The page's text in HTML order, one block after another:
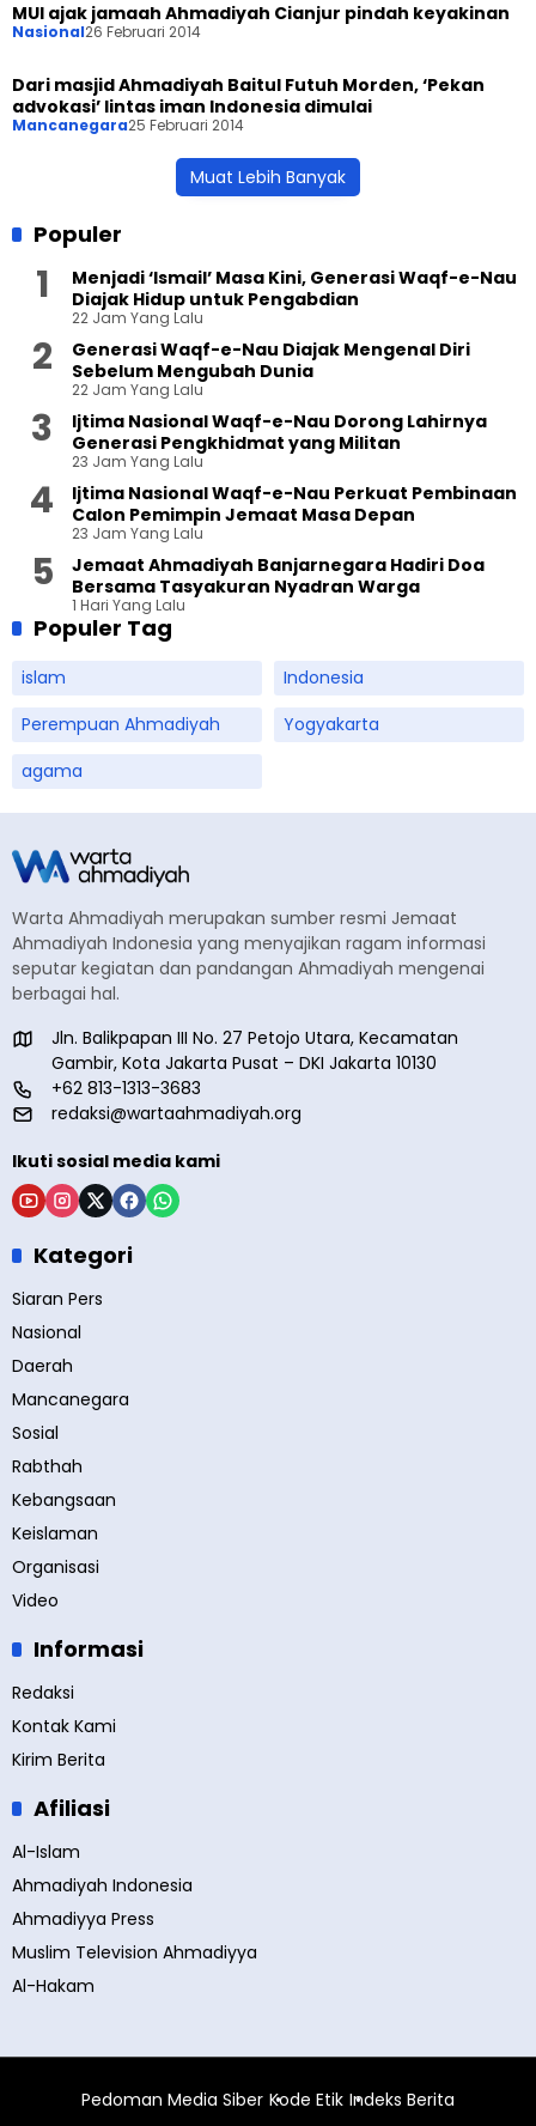
MUI ajak jamaah Ahmadiyah Cianjur pindah keyakinan
Nasional26 Februari 2014
Dari masjid Ahmadiyah Baitul Futuh Morden, ‘Pekan
advokasi’ lintas iman Indonesia dimulai
Mancanegara25 Februari 2014
Muat Lebih Banyak
Populer
Menjadi ‘Ismail’ Masa Kini, Generasi Waqf-e-Nau
Diajak Hidup untuk Pengabdian
22 Jam Yang Lalu
Generasi Waqf-e-Nau Diajak Mengenal Diri
Sebelum Mengubah Dunia
22 Jam Yang Lalu
Ijtima Nasional Waqf-e-Nau Dorong Lahirnya
Generasi Pengkhidmat yang Militan
23 Jam Yang Lalu
Ijtima Nasional Waqf-e-Nau Perkuat Pembinaan
Calon Pemimpin Jemaat Masa Depan
23 Jam Yang Lalu
Jemaat Ahmadiyah Banjarnegara Hadiri Doa
Bersama Tasyakuran Nyadran Warga
1 Hari Yang Lalu
Populer Tag
islam
Indonesia
Perempuan Ahmadiyah
Yogyakarta
agama
Warta Ahmadiyah merupakan sumber resmi Jemaat
Ahmadiyah Indonesia yang menyajikan ragam informasi
seputar kegiatan dan pandangan Ahmadiyah mengenai
berbagai hal.
Jln. Balikpapan III No. 27 Petojo Utara, Kecamatan
Gambir, Kota Jakarta Pusat – DKI Jakarta 10130
+62 813-1313-3683
redaksi@wartaahmadiyah.org
Ikuti sosial media kami
Kategori
Siaran Pers
Nasional
Daerah
Mancanegara
Sosial
Rabthah
Kebangsaan
Keislaman
Organisasi
Video
Informasi
Redaksi
Kontak Kami
Kirim Berita
Afiliasi
Al-Islam
Ahmadiyah Indonesia
Ahmadiyya Press
Muslim Television Ahmadiyya
Al-Hakam
Pedoman Media Siber Kode Etik Indeks Berita